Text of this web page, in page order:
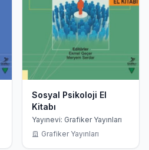
Sosyal Psikoloji El
Kitabı
Yayınevi: Grafiker Yayınları
Grafiker Yayınları